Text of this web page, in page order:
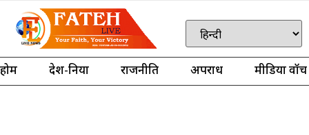
होम देश-दुनिया राजनीति अपराध मीडिया वॉच